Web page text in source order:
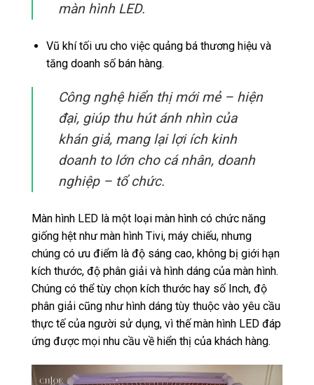
màn hình LED.
Vũ khí tối ưu cho việc quảng bá thương hiệu và
tăng doanh số bán hàng.
Công nghệ hiển thị mới mẻ – hiện
đại, giúp thu hút ánh nhìn của
khán giả, mang lại lợi ích kinh
doanh to lớn cho cá nhân, doanh
nghiệp – tổ chức.
Màn hình LED là một loại màn hình có chức năng
giống hệt như màn hình Tivi, máy chiếu, nhưng
chúng có ưu điểm là độ sáng cao, không bị giới hạn
kích thước, độ phân giải và hình dáng của màn hình.
Chúng có thể tùy chọn kích thước hay số Inch, độ
phân giải cũng như hình dáng tùy thuộc vào yêu cầu
thực tế của người sử dụng, vì thế màn hình LED đáp
ứng được mọi nhu cầu về hiển thị của khách hàng.